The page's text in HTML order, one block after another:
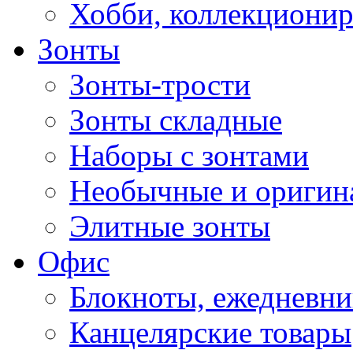
Хобби,
Зонты
Зонты-трости
Зонты складные
Наборы с зонтами
Необычные и
Элитные зонты
Офис
Блокноты,
Канцелярские товары